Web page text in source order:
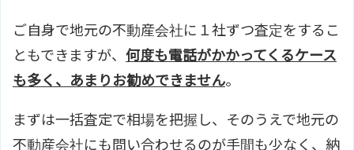
ご自身で地元の不動産会社に１社ずつ査定をするこ
ともできますが、 何度も電話がかかってくるケース
も多く、あまりお勧めできません。
まずは一括査定で相場を把握し、そのうえで地元の
不動産会社にも問い合わせるのが手間も少なく、納